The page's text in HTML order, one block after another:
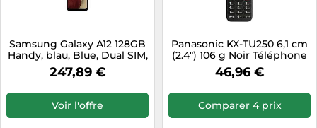
Samsung Galaxy A12 128GB
Handy, blau, Blue, Dual SIM,
Android 10
247,89 €
Voir l'offre
Panasonic KX-TU250 6,1 cm
(2.4") 106 g Noir Téléphone
pour seniors
46,96 €
Comparer 4 prix